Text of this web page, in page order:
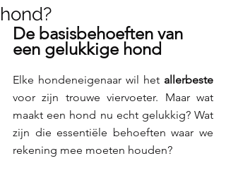
hond?
De basisbehoeften van
een gelukkige hond
Elke hondeneigenaar wil het
voor zijn trouwe viervoeter. Maar wat
maakt een hond nu echt gelukkig? Wat
zijn die essentiële behoeften waar we
rekening mee moeten houden?